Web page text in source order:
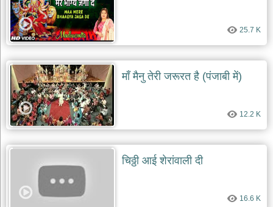
25.7 K
माँ मैनु तेरी जरूरत है (पंजाबी में)
12.2 K
चिठ्ठी आई शेरांवाली दी
16.6 K